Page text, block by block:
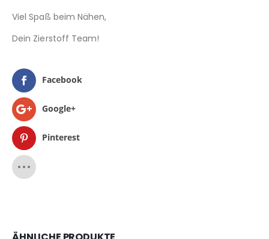
Viel Spaß beim Nähen,
Dein Zierstoff Team!
Facebook
Google+
Pinterest